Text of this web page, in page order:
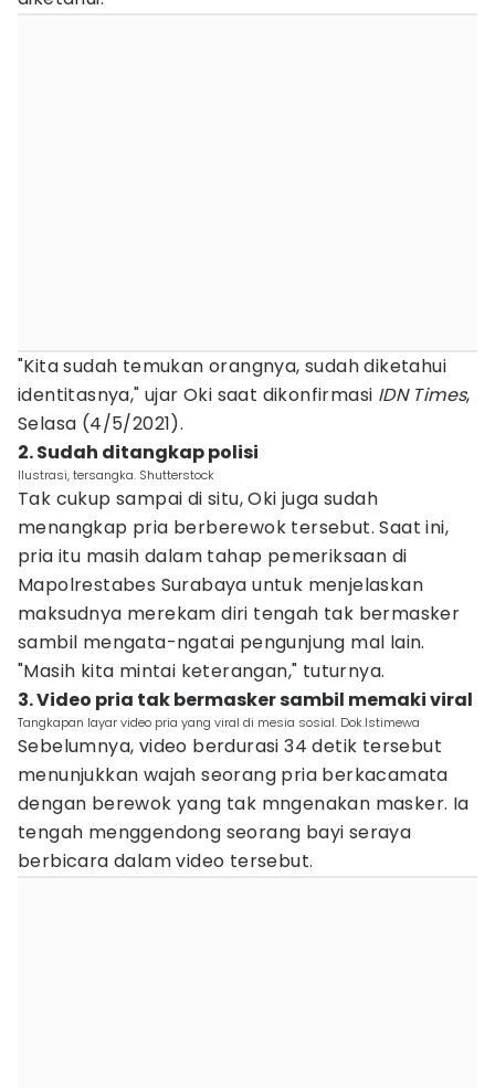
"Kita sudah temukan orangnya, sudah diketahui
identitasnya," ujar Oki saat dikonfirmasi IDN Times,
Selasa (4/5/2021).
2. Sudah ditangkap polisi
Ilustrasi, tersangka. Shutterstock
Tak cukup sampai di situ, Oki juga sudah
menangkap pria berberewok tersebut. Saat ini,
pria itu masih dalam tahap pemeriksaan di
Mapolrestabes Surabaya untuk menjelaskan
maksudnya merekam diri tengah tak bermasker
sambil mengata-ngatai pengunjung mal lain.
"Masih kita mintai keterangan," tuturnya.
3. Video pria tak bermasker sambil memaki viral
Tangkapan layar video pria yang viral di mesia sosial. Dok.Istimewa
Sebelumnya, video berdurasi 34 detik tersebut
menunjukkan wajah seorang pria berkacamata
dengan berewok yang tak mngenakan masker. Ia
tengah menggendong seorang bayi seraya
berbicara dalam video tersebut.